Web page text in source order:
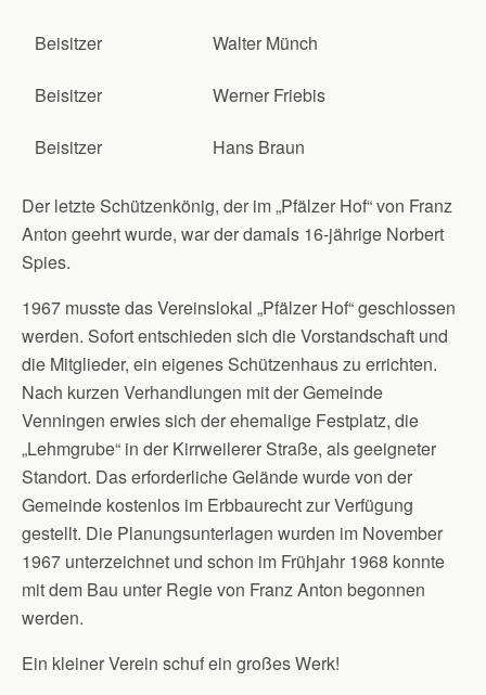
Beisitzer Walter Münch
Beisitzer Werner Friebis
Beisitzer Hans Braun
Der letzte Schützenkönig, der im „Pfälzer Hof“ von Franz
Anton geehrt wurde, war der damals 16-jährige Norbert
Spies.
1967 musste das Vereinslokal „Pfälzer Hof“ geschlossen
werden. Sofort entschieden sich die Vorstandschaft und
die Mitglieder, ein eigenes Schützenhaus zu errichten.
Nach kurzen Verhandlungen mit der Gemeinde
Venningen erwies sich der ehemalige Festplatz, die
„Lehmgrube“ in der Kirrweilerer Straße, als geeigneter
Standort. Das erforderliche Gelände wurde von der
Gemeinde kostenlos im Erbbaurecht zur Verfügung
gestellt. Die Planungsunterlagen wurden im November
1967 unterzeichnet und schon im Frühjahr 1968 konnte
mit dem Bau unter Regie von Franz Anton begonnen
werden.
Ein kleiner Verein schuf ein großes Werk!